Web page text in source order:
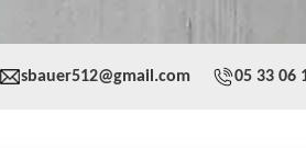
sbauer512@gmail.com 05 33 06